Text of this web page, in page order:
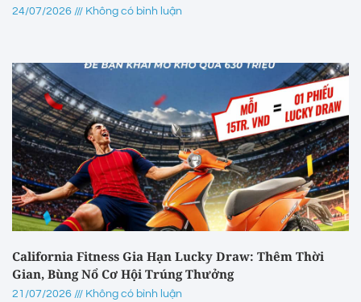
24/07/2026 Không có bình luận
California Fitness Gia Hạn Lucky Draw: Thêm Thời
Gian, Bùng Nổ Cơ Hội Trúng Thưởng
21/07/2026 Không có bình luận